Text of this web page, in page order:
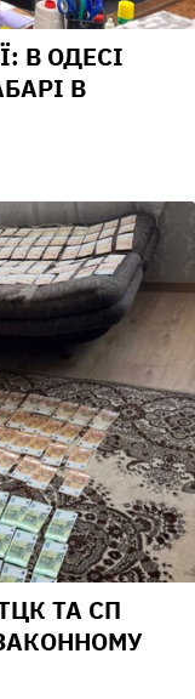
В ОДЕСІ
В
ТА СП